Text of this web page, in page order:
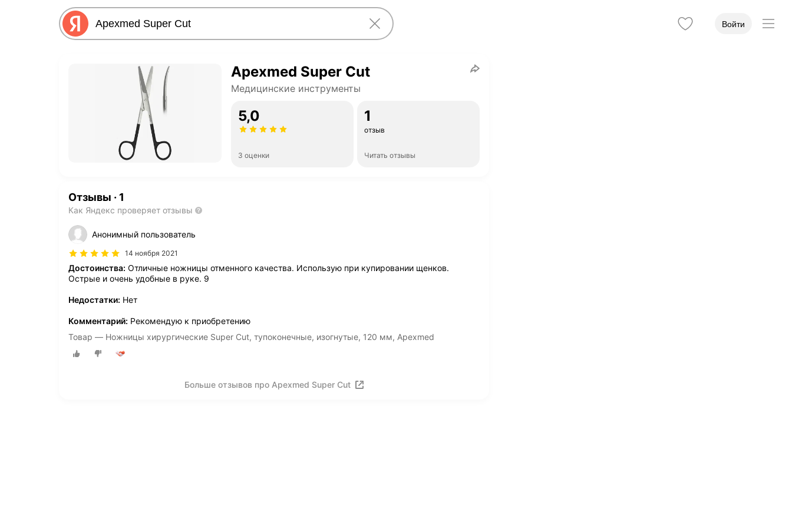
Войти
Apexmed Super Cut
Медицинские инструменты
5,0
3 оценки
1
отзыв
Читать отзывы
Отзывы · 1
Как Яндекс проверяет отзывы
Анонимный пользователь
14 ноября 2021
Достоинства: Отличные ножницы отменного качества. Использую при купировании щенков.
Острые и очень удобные в руке. 9
Недостатки: Нет
Комментарий: Рекомендую к приобретению
Товар — Ножницы хирургические Super Cut, тупоконечные, изогнутые, 120 мм, Apexmed
Больше отзывов про Apexmed Super Cut